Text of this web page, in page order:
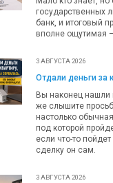
государственных
банк, и итоговый
вполне ощутимая
3 АВГУСТА 2026
Отдали деньги за
Вы наконец нашли
же слышите
настолько
под которой
если что-то
сделку он сам.
3 АВГУСТА 2026